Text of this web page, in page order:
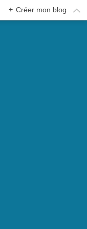
+ Créer mon blog